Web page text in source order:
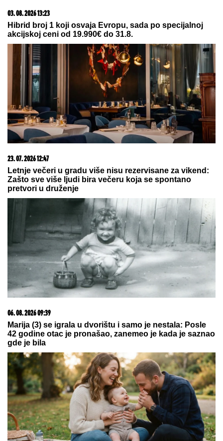
03. 08. 2026 13:23
Hibrid broj 1 koji osvaja Evropu, sada po specijalnoj
akcijskoj ceni od 19.990€ do 31.8.
23. 07. 2026 12:47
Letnje večeri u gradu više nisu rezervisane za vikend:
Zašto sve više ljudi bira večeru koja se spontano
pretvori u druženje
06. 08. 2026 09:39
Marija (3) se igrala u dvorištu i samo je nestala: Posle
42 godine otac je pronašao, zanemeo je kada je saznao
gde je bila